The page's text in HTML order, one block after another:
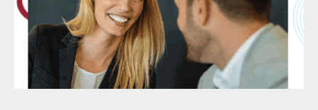
leur exposition à la vindicte publique et la banalisation
de procédés d’intimidation. Ces méthodes, aujourd’hui
largement relayées par certains médias, ne relèvent
pas du débat démocratique. Elles visent à délégitimer
l’institution judiciaire, à faire pression sur celles et
ceux qui rendent la justice et à intimider plus